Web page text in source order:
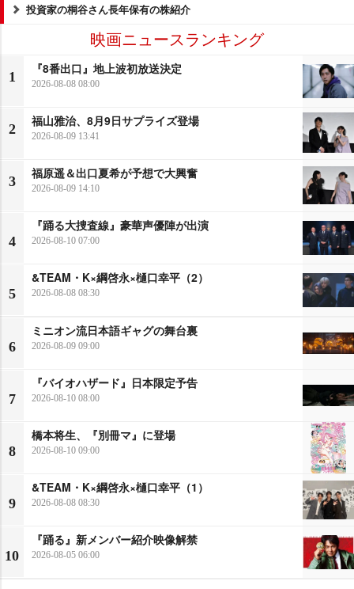
投資家の桐谷さん長年保有の株紹介
映画ニュースランキング
1
『8番出口』地上波初放送決定
2026-08-08 08:00
2
福山雅治、8月9日サプライズ登場
2026-08-09 13:41
3
福原遥＆出口夏希が予想で大興奮
2026-08-09 14:10
4
『踊る大捜査線』豪華声優陣が出演
2026-08-10 07:00
5
&TEAM・K×綱啓永×樋口幸平（2）
2026-08-08 08:30
6
ミニオン流日本語ギャグの舞台裏
2026-08-09 09:00
7
『バイオハザード』日本限定予告
2026-08-10 08:00
8
橋本将生、『別冊マ』に登場
2026-08-10 09:00
9
&TEAM・K×綱啓永×樋口幸平（1）
2026-08-08 08:30
10
『踊る』新メンバー紹介映像解禁
2026-08-05 06:00